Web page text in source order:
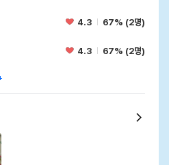
4.3 67% (2명)
4.3 67% (2명)